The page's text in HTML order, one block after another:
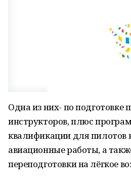
Одна из них- по подготовке
инструкторов, плюс
квалификации для
авиационные работы, а
переподготовки на лёгкое